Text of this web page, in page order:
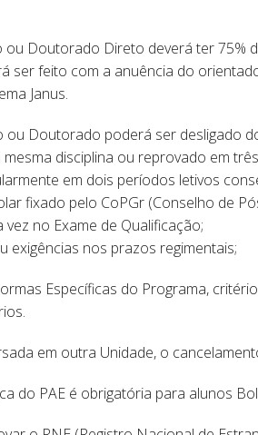
Doutorado Direto deverá ter 75%
ser feito com a anuência do
Janus.
Doutorado poderá ser desligado
disciplina ou reprovado em
em dois períodos letivos
fixado pelo CoPGr (Conselho de
no Exame de Qualificação;
exigências nos prazos regimentais;
Específicas do Programa,
em outra Unidade, o
do PAE é obrigatória para alunos